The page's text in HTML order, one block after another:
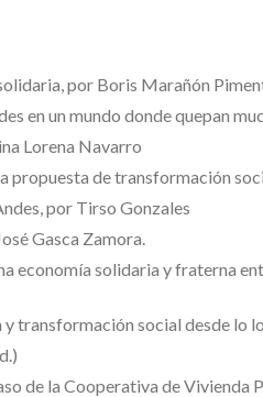
por Boris Marañón
en un mundo donde quepan
Lorena Navarro
propuesta de transformación
por Tirso Gonzales
Gasca Zamora.
economía solidaria y fraterna
social desde lo
de la Cooperativa de